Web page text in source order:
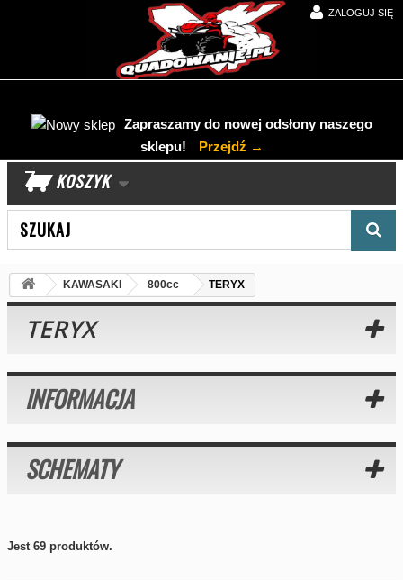
ZALOGUJ SIĘ
Zapraszamy do nowej odsłony naszego
sklepu!
Przejdź →
KOSZYK
KAWASAKI 800cc TERYX
TERYX
INFORMACJA
SCHEMATY
Jest 69 produktów.